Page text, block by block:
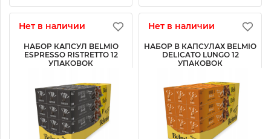
Нет в наличии
НАБОР КАПСУЛ BELMIO
ESPRESSO RISTRETTO 12
УПАКОВОК
Нет в наличии
НАБОР В КАПСУЛАХ BELMIO
DELICATO LUNGO 12
УПАКОВОК